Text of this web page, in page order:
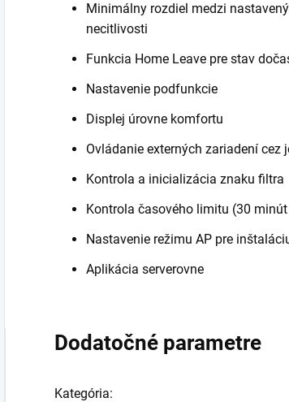
Minimálny rozdiel medzi
necitlivosti
Funkcia Home Leave pre stav
Nastavenie podfunkcie
Displej úrovne komfortu
Ovládanie externých zariadení cez
Kontrola a inicializácia znaku filtra
Kontrola časového limitu (30
Nastavenie režimu AP pre
Aplikácia serverovne
Dodatočné parametre
Kategória: